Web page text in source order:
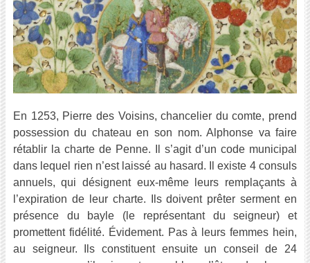
En 1253, Pierre des Voisins, chancelier du comte, prend
possession du chateau en son nom. Alphonse va faire
rétablir la charte de Penne. Il s’agit d’un code municipal
dans lequel rien n’est laissé au hasard. Il existe 4 consuls
annuels, qui désignent eux-même leurs remplaçants à
l’expiration de leur charte. Ils doivent prêter serment en
présence du bayle (le représentant du seigneur) et
promettent fidélité. Évidement. Pas à leurs femmes hein,
au seigneur. Ils constituent ensuite un conseil de 24